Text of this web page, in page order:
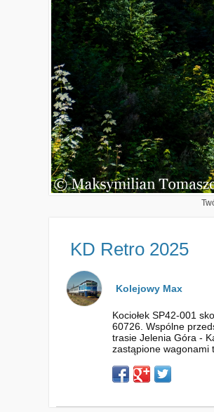
KD Retro 2025
Kolejowy Max
Kociołek SP42-001
60726. Wspólne
trasie Jelenia Góra -
zastąpione wagonami